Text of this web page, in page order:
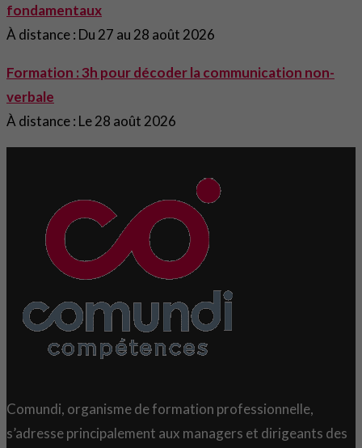
fondamentaux
À distance : Du 27 au 28 août 2026
Formation : 3h pour décoder la communication non-
verbale
À distance : Le 28 août 2026
Comundi, organisme de formation professionnelle,
s’adresse principalement aux managers et dirigeants des